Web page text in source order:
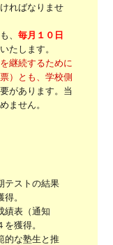
ればなりませ
、毎月１０日
たします。
継続するために
）とも、学校側
があります。当
ません。
テストの結果
。
績表（通知
獲得。
的な塾生と推